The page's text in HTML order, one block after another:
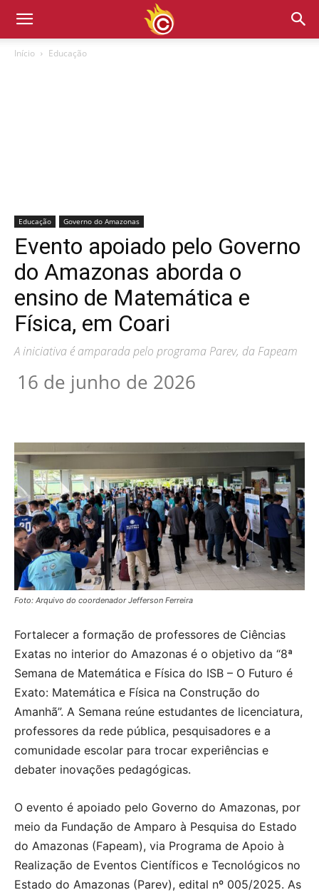
Início Educação
Educação Governo do Amazonas
Evento apoiado pelo Governo
do Amazonas aborda o
ensino de Matemática e
Física, em Coari
A iniciativa é amparada pelo programa Parev, da Fapeam
16 de junho de 2026
Foto: Arquivo do coordenador Jefferson Ferreira
Fortalecer a formação de professores de Ciências
Exatas no interior do Amazonas é o objetivo da “8ª
Semana de Matemática e Física do ISB – O Futuro é
Exato: Matemática e Física na Construção do
Amanhã”. A Semana reúne estudantes de licenciatura,
professores da rede pública, pesquisadores e a
comunidade escolar para trocar experiências e
debater inovações pedagógicas.
O evento é apoiado pelo Governo do Amazonas, por
meio da Fundação de Amparo à Pesquisa do Estado
do Amazonas (Fapeam), via Programa de Apoio à
Realização de Eventos Científicos e Tecnológicos no
Estado do Amazonas (Parev), edital nº 005/2025. As